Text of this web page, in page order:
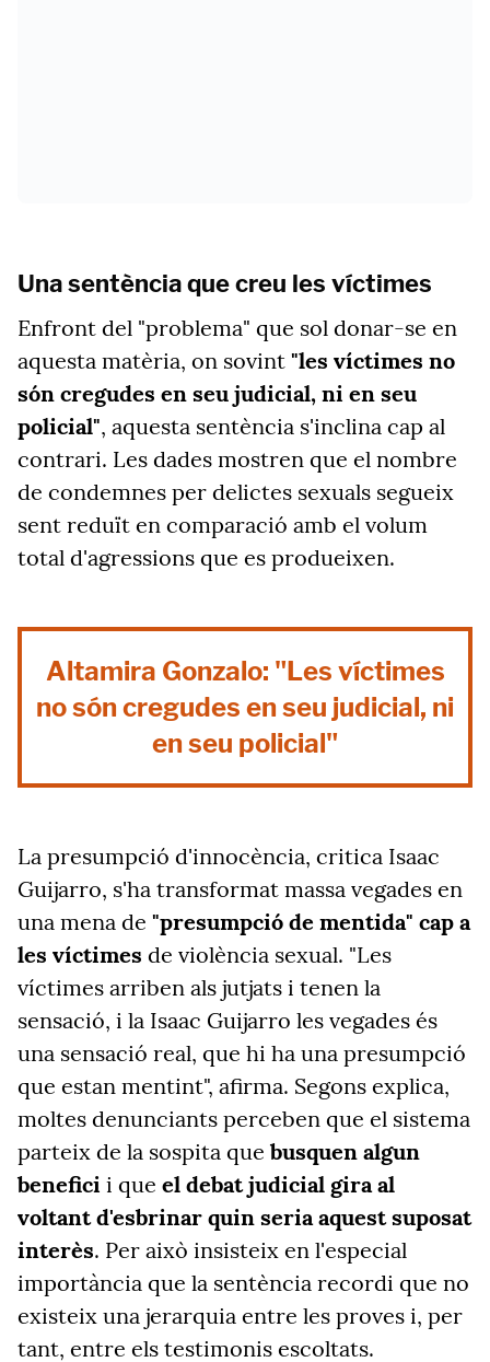
Una sentència que creu les víctimes
Enfront del "problema" que sol donar-se en
aquesta matèria, on sovint "les víctimes no
són cregudes en seu judicial, ni en seu
policial", aquesta sentència s'inclina cap al
contrari. Les dades mostren que el nombre
de condemnes per delictes sexuals segueix
sent reduït en comparació amb el volum
total d'agressions que es produeixen.
Altamira Gonzalo: "Les víctimes
no són cregudes en seu judicial, ni
en seu policial"
La presumpció d'innocència, critica Isaac
Guijarro, s'ha transformat massa vegades en
una mena de "presumpció de mentida" cap a
les víctimes de violència sexual. "Les
víctimes arriben als jutjats i tenen la
sensació, i la Isaac Guijarro les vegades és
una sensació real, que hi ha una presumpció
que estan mentint", afirma. Segons explica,
moltes denunciants perceben que el sistema
parteix de la sospita que busquen algun
benefici i que el debat judicial gira al
voltant d'esbrinar quin seria aquest suposat
interès. Per això insisteix en l'especial
importància que la sentència recordi que no
existeix una jerarquia entre les proves i, per
tant, entre els testimonis escoltats.